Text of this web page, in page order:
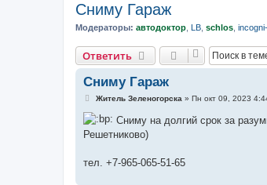
Сниму Гараж
Модераторы: автодоктор LB schlos
Ответить
Сниму Гараж
С
о
б
щ
и
Житель Зеленогорска » Пн окт 09, 2023
Сниму на долгий срок за
Решетниково)
тел. +7-965-065-51-65